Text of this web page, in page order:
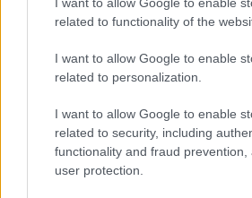
related to functionality of the
I want to allow Google to enable
related to personalization.
I want to allow Google to enable
related to security, including
functionality and fraud prevention,
user protection.